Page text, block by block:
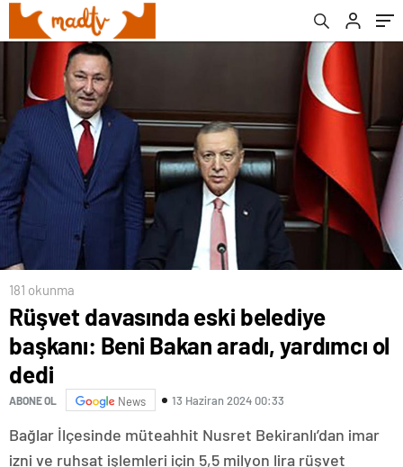
181 okunma
Rüşvet davasında eski belediye
başkanı: Beni Bakan aradı, yardımcı ol
dedi
ABONE OL News 13 Haziran 2024 00:33
Bağlar İlçesinde müteahhit Nusret Bekiranlı’dan imar
izni ve ruhsat işlemleri için 5,5 milyon lira rüşvet